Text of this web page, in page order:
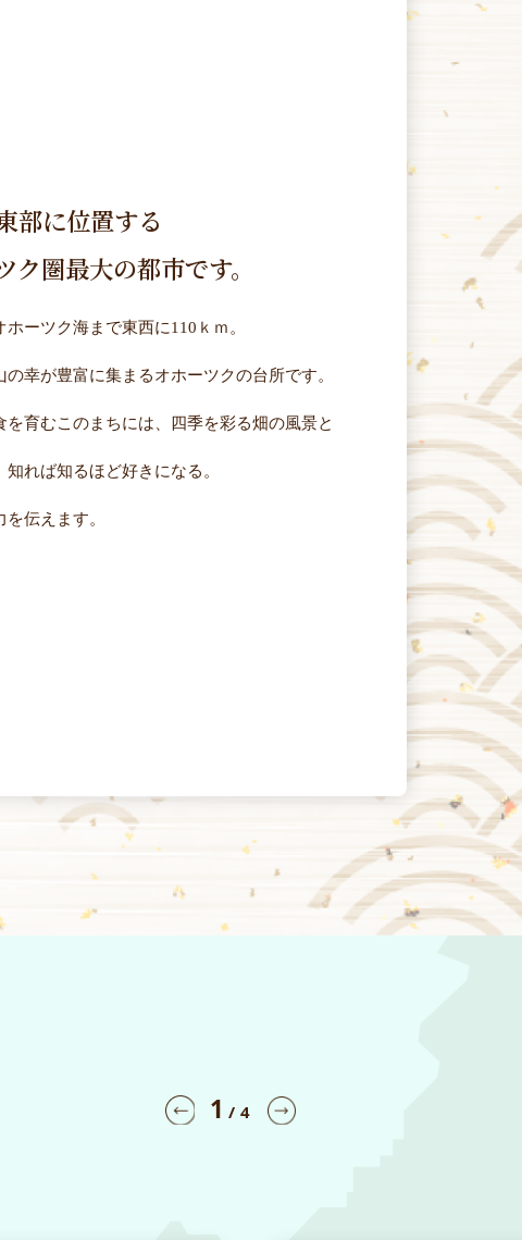
部に位置する
ク圏最大の都市です。
ーツク海まで東西に110ｋｍ。
幸が豊富に集まるオホーツクの台所です。
を育むこのまちには、四季を彩る畑の風景と
れば知るほど好きになる。
伝えます。
1 / 4